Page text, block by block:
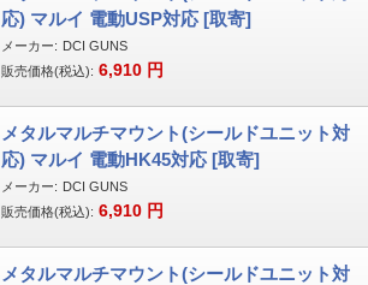
応) マルイ 電動USP対応 [取寄]
メーカー: DCI GUNS
販売価格(税込): 6,910 円
メタルマルチマウント(シールドユニット対
応) マルイ 電動HK45対応 [取寄]
メーカー: DCI GUNS
販売価格(税込): 6,910 円
メタルマルチマウント(シールドユニット対